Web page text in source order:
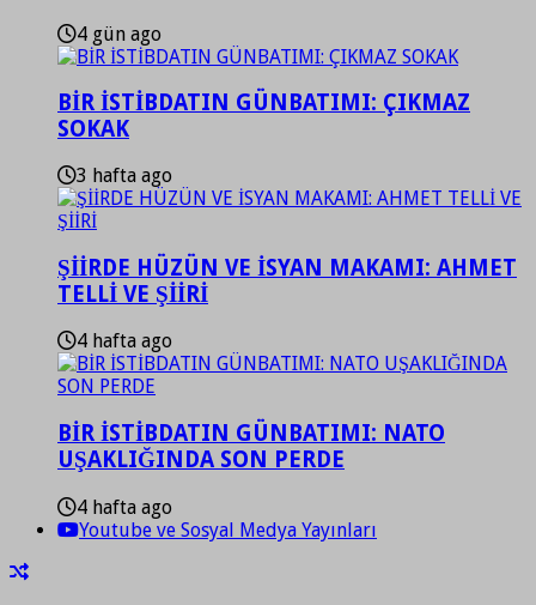
4 gün ago
BİR İSTİBDATIN GÜNBATIMI: ÇIKMAZ
SOKAK
3 hafta ago
ŞİİRDE HÜZÜN VE İSYAN MAKAMI: AHMET
TELLİ VE ŞİİRİ
4 hafta ago
BİR İSTİBDATIN GÜNBATIMI: NATO
UŞAKLIĞINDA SON PERDE
4 hafta ago
Youtube ve Sosyal Medya Yayınları